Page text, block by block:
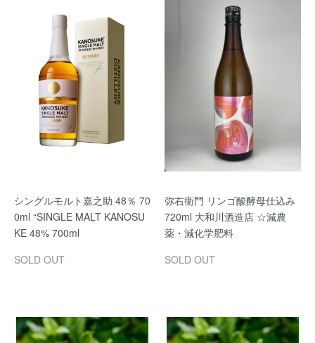
シングルモルト嘉之助 48％ 70
0ml “SINGLE MALT KANOSU
KE 48% 700ml
SOLD OUT
弥右衛門 リンゴ酸酵母仕込み
720ml 大和川酒造店 ☆減農
薬・減化学肥料
SOLD OUT